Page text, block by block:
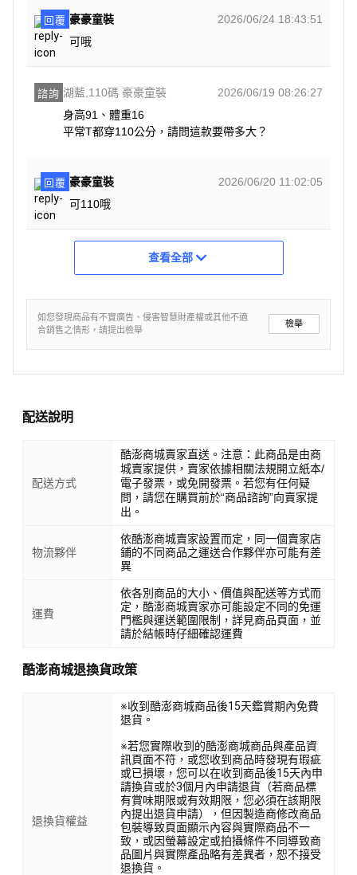
回覆 豪豪童裝
2026/06/24 18:43:51
可哦
諮詢 湖藍,110碼 豪豪童裝
2026/06/19 08:26:27
身高91、體重16
平常T都穿110公分，請問這款要帶多大？
回覆 豪豪童裝
2026/06/20 11:02:05
可110哦
查看全部
如您發現商品有不實廣告、侵害智慧財產權或其他不適
合銷售之情形，請提出檢舉
檢舉
配送說明
配送方式
酷澎商城賣家直送。注意：此商品是由商
城賣家提供，賣家依據相關法規開立紙本/
電子發票，或免開發票。若您有任何疑
問，請您在購買前於“商品諮詢”向賣家提
出。
物流夥伴
依酷澎商城賣家設置而定，同一個賣家店
鋪的不同商品之運送合作夥伴亦可能有差
異
運費
依各別商品的大小、價值與配送等方式而
定，酷澎商城賣家亦可能設定不同的免運
門檻與運送範圍限制，詳見商品頁面，並
請於結帳時仔細確認運費
酷澎商城退換貨政策
退換貨權益
※收到酷澎商城商品後15天鑑賞期內免費
退貨。
※若您實際收到的酷澎商城商品與產品資
訊頁面不符，或您收到商品時發現有瑕疵
或已損壞，您可以在收到商品後15天內申
請換貨或於3個月內申請退貨（若商品標
有賞味期限或有效期限，您必須在該期限
內提出退貨申請），但因製造商修改商品
包裝導致頁面顯示內容與實際商品不一
致，或因螢幕設定或拍攝條件不同導致商
品圖片與實際產品略有差異者，恕不接受
退換貨。